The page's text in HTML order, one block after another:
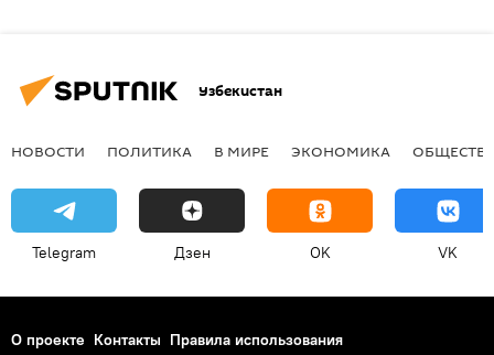
Узбекистан
НОВОСТИ ПОЛИТИКА В МИРЕ ЭКОНОМИКА
Telegram Дзен OK VK
О проекте Контакты Правила использования